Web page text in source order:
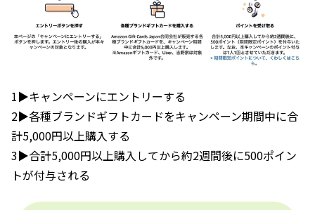
1▶︎キャンペーンにエントリーする
2▶︎各種ブランドギフトカードをキャンペーン期間中に合
計5,000円以上購入する
3▶︎合計5,000円以上購入してから約2週間後に500ポイン
トが付与される